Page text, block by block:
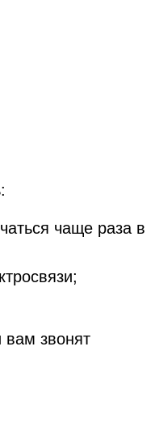
чаще раза в
вам звонят